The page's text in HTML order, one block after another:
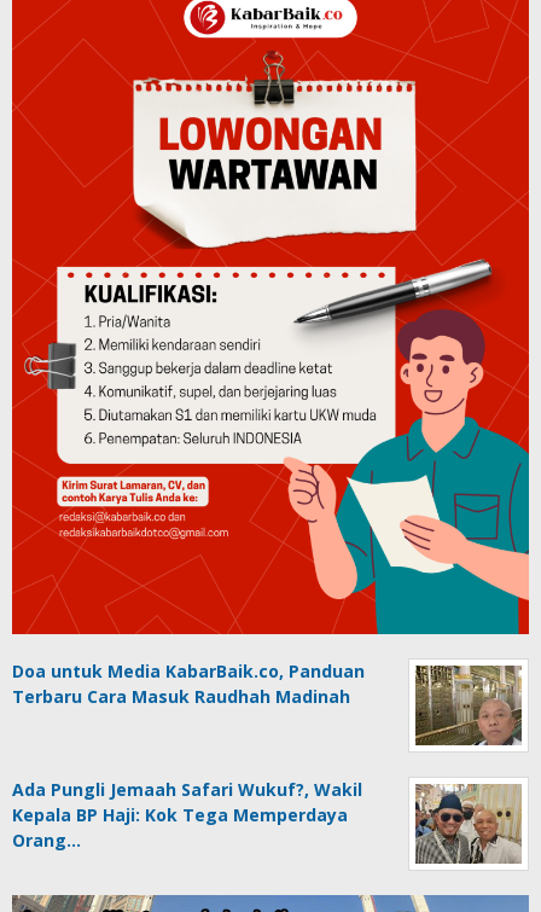
Doa untuk Media KabarBaik.co, Panduan
Terbaru Cara Masuk Raudhah Madinah
Ada Pungli Jemaah Safari Wukuf?, Wakil
Kepala BP Haji: Kok Tega Memperdaya
Orang…